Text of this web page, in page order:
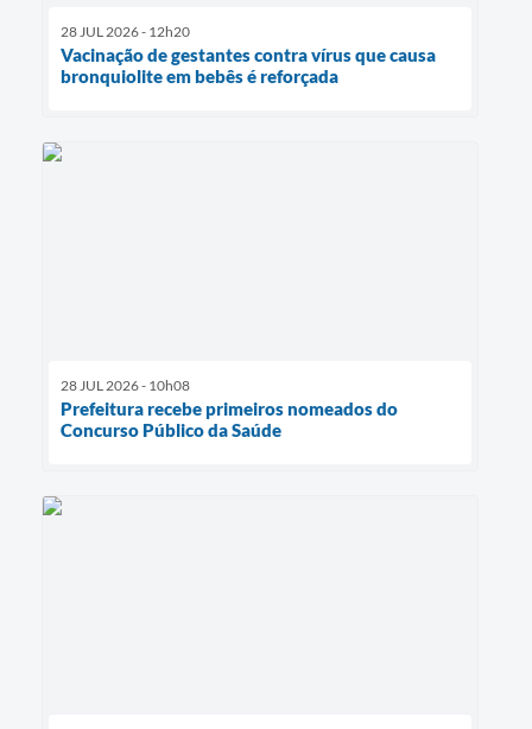
28 JUL 2026 - 12h20
Vacinação de gestantes contra vírus que causa
bronquiolite em bebês é reforçada
28 JUL 2026 - 10h08
Prefeitura recebe primeiros nomeados do
Concurso Público da Saúde